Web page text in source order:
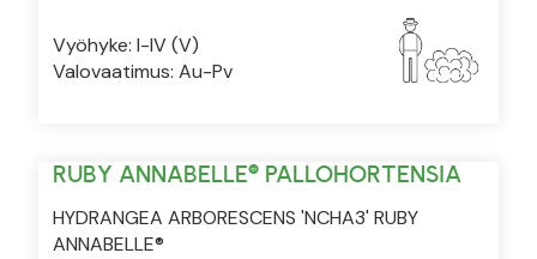
Vyöhyke: I-IV (V)
Valovaatimus: Au-Pv
RUBY ANNABELLE® PALLOHORTENSIA
HYDRANGEA ARBORESCENS 'NCHA3' RUBY
ANNABELLE®